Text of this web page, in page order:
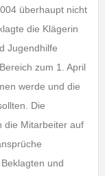
überhaupt nicht
die Klägerin
Jugendhilfe
zum 1. April
werde und die
Die
die Mitarbeiter auf
und